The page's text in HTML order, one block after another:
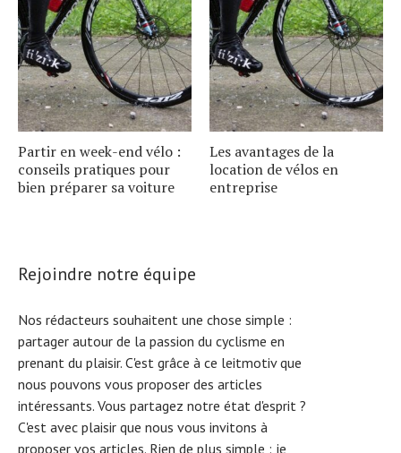
Partir en week-end vélo :
conseils pratiques pour
bien préparer sa voiture
Les avantages de la
location de vélos en
entreprise
Rejoindre notre équipe
Nos rédacteurs souhaitent une chose simple :
partager autour de la passion du cyclisme en
prenant du plaisir. C'est grâce à ce leitmotiv que
nous pouvons vous proposer des articles
intéressants. Vous partagez notre état d'esprit ?
C'est avec plaisir que nous vous invitons à
proposer vos articles. Rien de plus simple : je